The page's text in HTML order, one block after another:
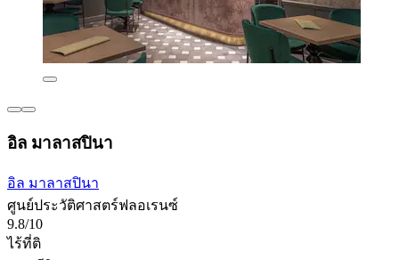
อิล มาลาสปินา
อิล มาลาสปินา
ศูนย์ประวัติศาสตร์ฟลอเรนซ์
9.8/10
ไร้ที่ติ